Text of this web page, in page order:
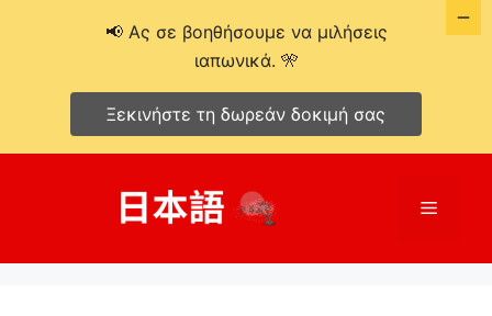
Μενού
📢 Ας σε βοηθήσουμε να μιλήσεις
ιαπωνικά. 🎌
Ξεκινήστε τη δωρεάν δοκιμή σας